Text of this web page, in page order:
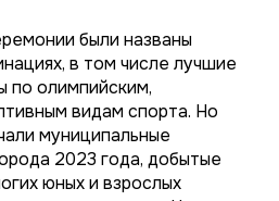
были названы
в том числе лучшие
по олимпийским,
видам спорта. Но
муниципальные
2023 года, добытые
юных и взрослых